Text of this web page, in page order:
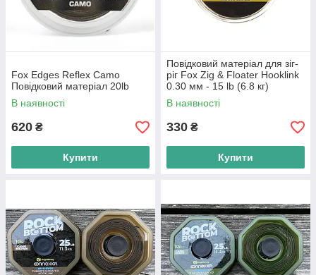
Fox Edges Reflex Camo
Повідковий матеріал 20lb
В наявності
620 ₴
Купити
Повідковий матеріал для зіг-
ріг Fox Zig & Floater Hooklink
0.30 мм - 15 lb (6.8 кг)
В наявності
330 ₴
Купити